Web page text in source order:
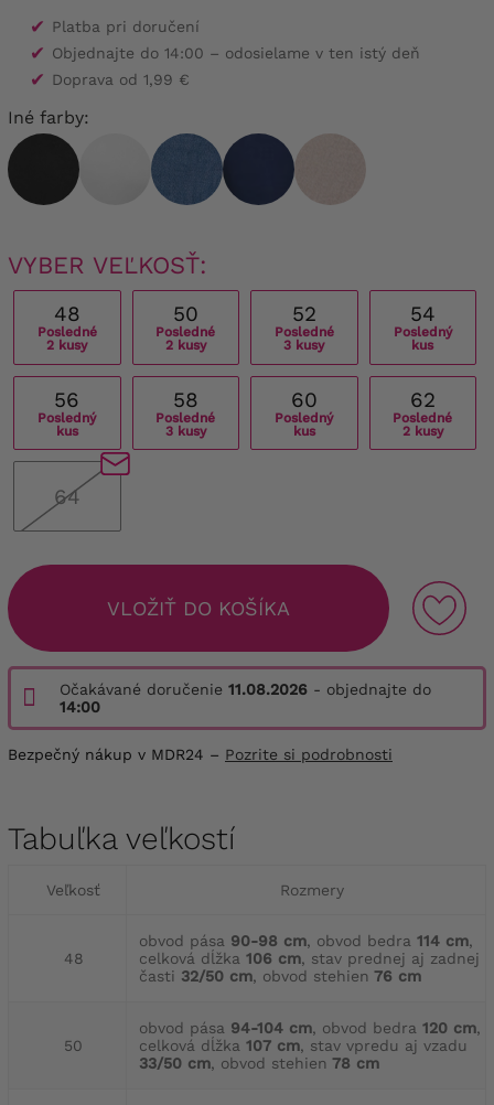
✔ Platba pri doručení
✔ Objednajte do 14:00 – odosielame v ten istý deň
✔ Doprava od 1,99 €
Iné farby:
VYBER VEĽKOSŤ:
48
Posledné
2 kusy
50
Posledné
2 kusy
52
Posledné
3 kusy
54
Posledný
kus
56
Posledný
kus
58
Posledné
3 kusy
60
Posledný
kus
62
Posledné
2 kusy
64
VLOŽIŤ DO KOŠÍKA
Očakávané doručenie 11.08.2026 - objednajte do
14:00
Bezpečný nákup v MDR24 – Pozrite si podrobnosti
Tabuľka veľkostí
Veľkosť Rozmery
48
obvod pása 90-98 cm, obvod bedra 114 cm,
celková dĺžka 106 cm, stav prednej aj zadnej
časti 32/50 cm, obvod stehien 76 cm
50
obvod pása 94-104 cm, obvod bedra 120 cm,
celková dĺžka 107 cm, stav vpredu aj vzadu
33/50 cm, obvod stehien 78 cm